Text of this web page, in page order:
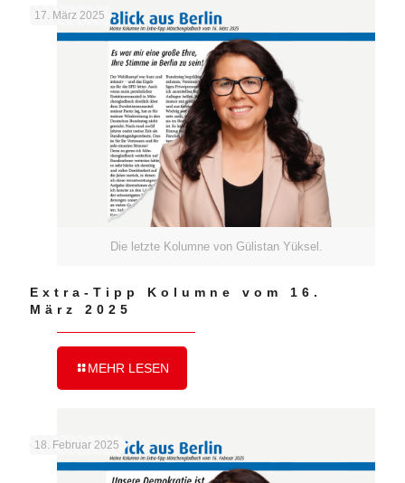
Die letzte Kolumne von Gülistan Yüksel.
17. März 2025
Extra-Tipp Kolumne vom 16.
März 2025
MEHR LESEN
18. Februar 2025